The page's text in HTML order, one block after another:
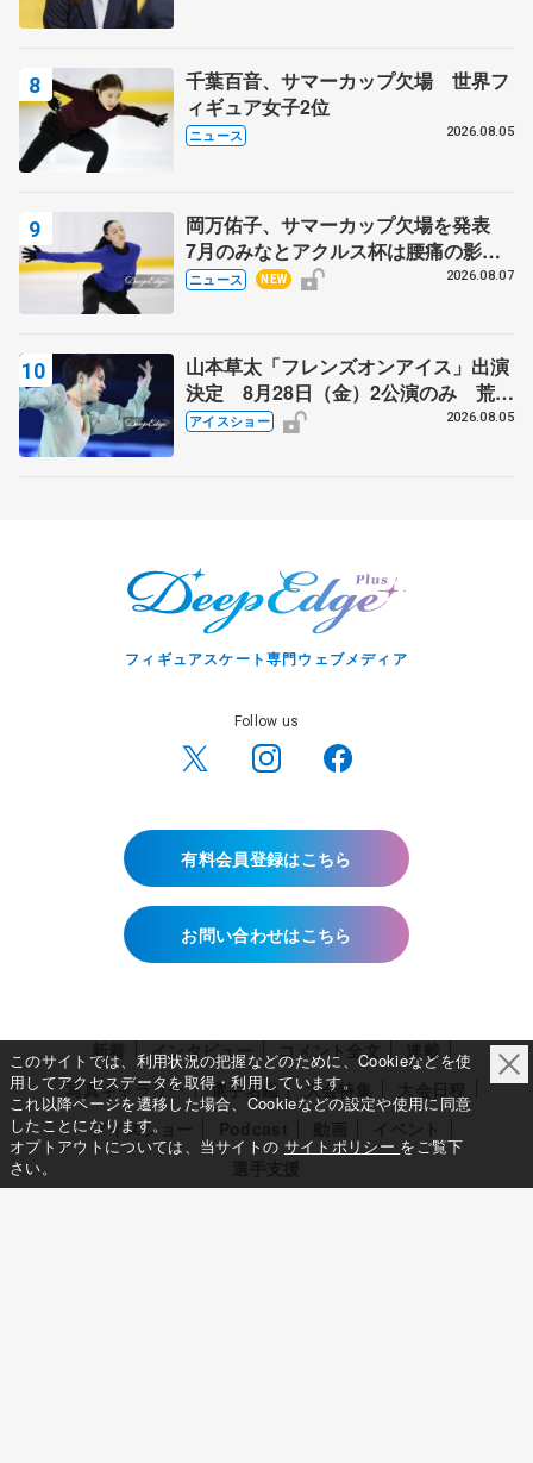
千葉百音、サマーカップ欠場 世界フ
ィギュア女子2位
ニュース 2026.08.05
岡万佑子、サマーカップ欠場を発表
7月のみなとアクルス杯は腰痛の影響
で
ニュース NEW 2026.08.07
山本草太「フレンズオンアイス」出演
決定 8月28日（金）2公演のみ 荒川
静香さんプロデュース、20周年のアイ
アイスショー 2026.08.05
フィギュアスケート専門ウェブメディア
Follow us
有料会員登録はこちら
お問い合わせはこちら
新着 インタビュー コメント全文
連載
写真ギャラリー
選手名鑑 大会特集
アイスショー
このサイトでは、利用状況の把握などのために、Cookieなどを使
用してアクセスデータを取得・利用しています。
これ以降ページを遷移した場合、Cookieなどの設定や使用に同意
したことになります。
オプトアウトについては、当サイトの サイトポリシー をご覧下
さい。